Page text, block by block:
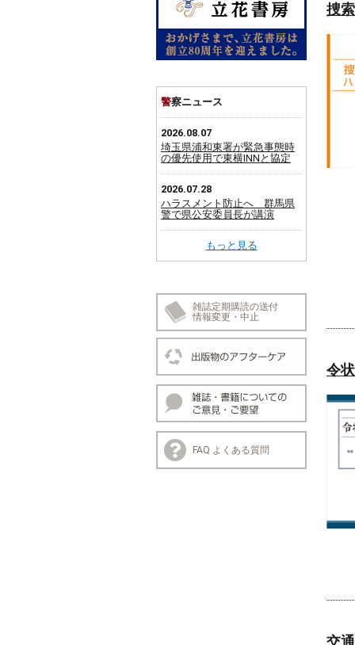
警察ニュース
2026.08.07
埼玉県浦和東署が緊急事態時
の優先使用で東横INNと協定
2026.07.28
ハラスメント防止へ 群馬県
警で県公安委員長が講演
もっと見る
雑誌定期購読の送付
情報変更・中止
FAQ よくある質問
捜
令
交